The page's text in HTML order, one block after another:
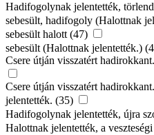
Hadifogolynak jelentették,
sebesült, hadifogoly (Halottnak
sebesült halott (47)
sebesült (Halottnak jelentették.)
Csere útján visszatért
Csere útján visszatért
jelentették. (35)
Hadifogolynak jelentették, újra
Halottnak jelentették, a